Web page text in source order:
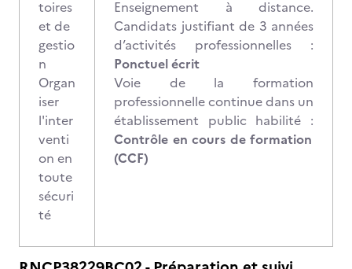
toires
et de
gestio
n
Organ
iser
l'inter
venti
on en
toute
sécuri
té
Enseignement à distance.
Candidats justifiant de 3 années
d’activités professionnelles :
Ponctuel écrit
Voie de la formation
professionnelle continue dans un
établissement public habilité :
Contrôle en cours de formation
(CCF)